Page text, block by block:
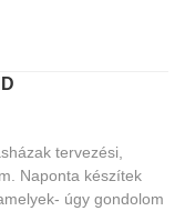
tervezési,
Naponta készítek
úgy gondolom